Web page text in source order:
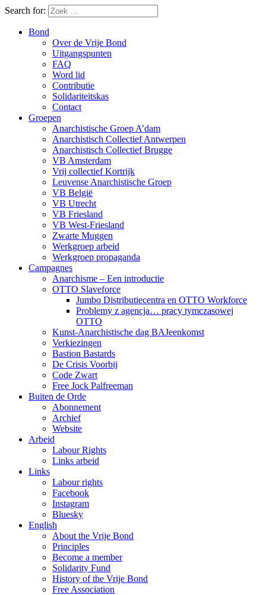
Search for:
Bond
Over de Vrije Bond
Uitgangspunten
FAQ
Word lid
Contributie
Solidariteitskas
Contact
Groepen
Anarchistische Groep A’dam
Anarchistisch Collectief Antwerpen
Anarchistisch Collectief Brugge
VB Amsterdam
Vrij collectief Kortrijk
Leuvense Anarchistische Groep
VB België
VB Utrecht
VB Friesland
VB West-Friesland
Zwarte Muggen
Werkgroep arbeid
Werkgroep propaganda
Campagnes
Anarchisme – Een introductie
OTTO Slaveforce
Jumbo Distributiecentra en OTTO Workforce
Problemy z agencja… pracy tymczasowej
OTTO
Kunst-Anarchistische dag BAJeenkomst
Verkiezingen
Bastion Bastards
De Crisis Voorbij
Code Zwart
Free Jock Palfreeman
Buiten de Orde
Abonnement
Archief
Website
Arbeid
Labour Rights
Links arbeid
Links
Labour rights
Facebook
Instagram
Bluesky
English
About the Vrije Bond
Principles
Become a member
Solidarity Fund
History of the Vrije Bond
Free Association